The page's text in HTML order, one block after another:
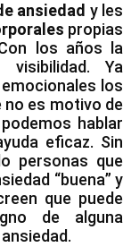
ansiedad y les
propias
los años la
Ya
los
no es motivo de
hablar
eficaz. Sin
personas que
“buena” y
que puede
de alguna